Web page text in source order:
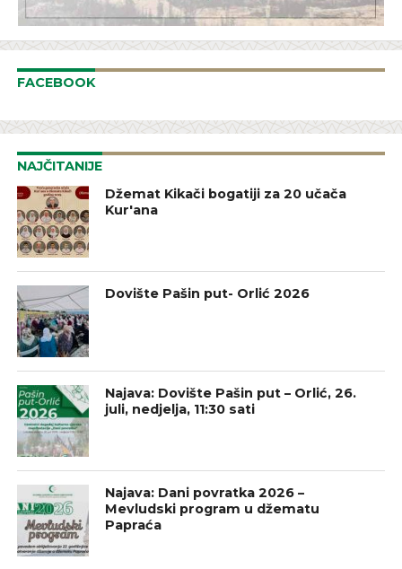
FACEBOOK
NAJČITANIJE
Džemat Kikači bogatiji za 20 učača
Kur'ana
Dovište Pašin put- Orlić 2026
Najava: Dovište Pašin put – Orlić, 26.
juli, nedjelja, 11:30 sati
Najava: Dani povratka 2026 –
Mevludski program u džematu
Papraća